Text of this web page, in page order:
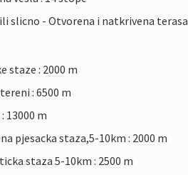
slicno - Otvorena i natkrivena terasa
staze : 2000 m
: 6500 m
13000 m
pjesacka staza,5-10km : 2000 m
staza 5-10km : 2500 m